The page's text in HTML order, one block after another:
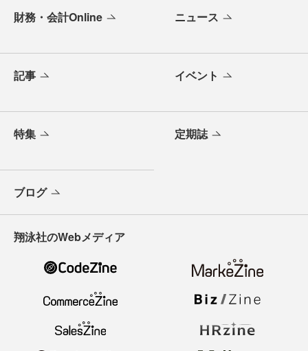
財務・会計Online ニュース
記事 イベント
特集 定期誌
ブログ
翔泳社のWebメディア